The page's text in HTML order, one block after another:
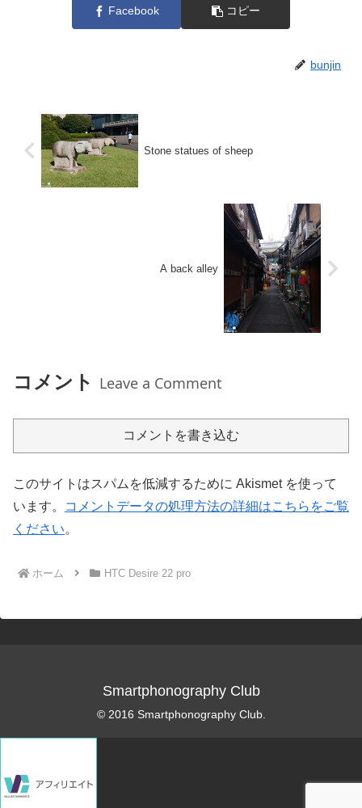
Facebook コピー
bunjin
Stone statues of sheep
A back alley
コメント Leave a Comment
コメントを書き込む
このサイトはスパムを低減するために Akismet を使って
います。
コメントデータの処理方法の詳細はこちらをご覧
ください。
ホーム HTC Desire 22 pro
Smartphonography Club
© 2016 Smartphonography Club.